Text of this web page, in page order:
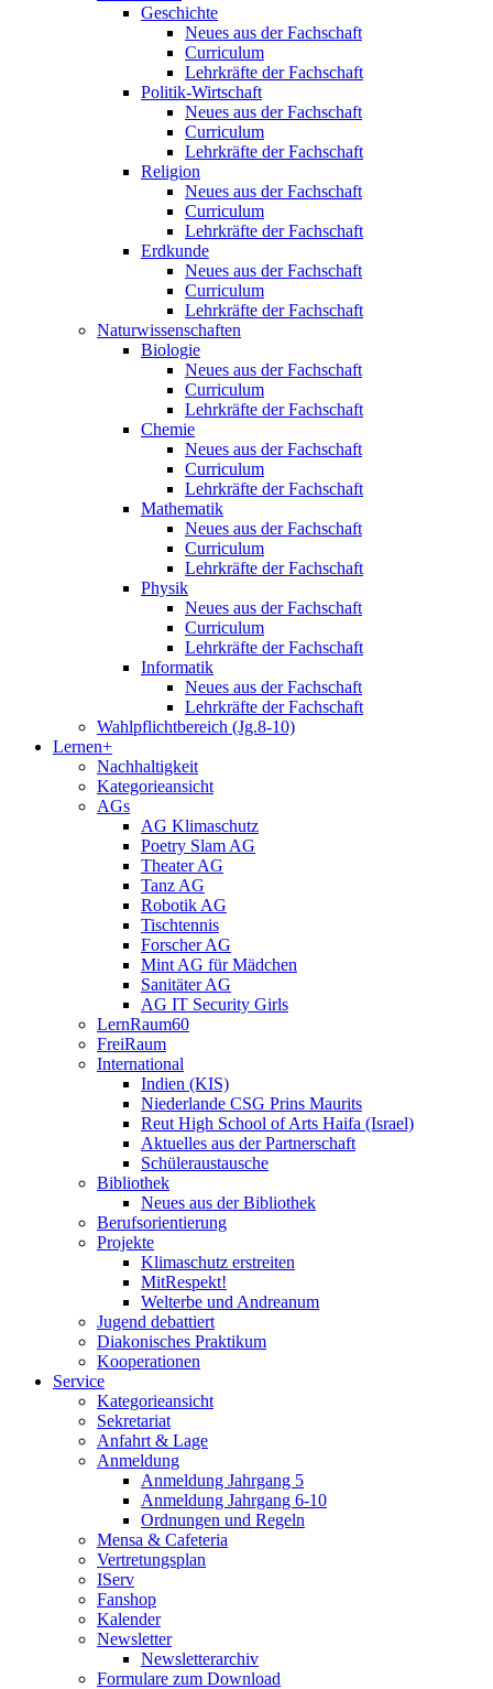
Geschichte
Neues aus der Fachschaft
Curriculum
Lehrkräfte der Fachschaft
Politik-Wirtschaft
Neues aus der Fachschaft
Curriculum
Lehrkräfte der Fachschaft
Religion
Neues aus der Fachschaft
Curriculum
Lehrkräfte der Fachschaft
Erdkunde
Neues aus der Fachschaft
Curriculum
Lehrkräfte der Fachschaft
Naturwissenschaften
Biologie
Neues aus der Fachschaft
Curriculum
Lehrkräfte der Fachschaft
Chemie
Neues aus der Fachschaft
Curriculum
Lehrkräfte der Fachschaft
Mathematik
Neues aus der Fachschaft
Curriculum
Lehrkräfte der Fachschaft
Physik
Neues aus der Fachschaft
Curriculum
Lehrkräfte der Fachschaft
Informatik
Neues aus der Fachschaft
Lehrkräfte der Fachschaft
Wahlpflichtbereich (Jg.8-10)
Lernen+
Nachhaltigkeit
Kategorieansicht
AGs
AG Klimaschutz
Poetry Slam AG
Theater AG
Tanz AG
Robotik AG
Tischtennis
Forscher AG
Mint AG für Mädchen
Sanitäter AG
AG IT Security Girls
LernRaum60
FreiRaum
International
Indien (KIS)
Niederlande CSG Prins Maurits
Reut High School of Arts Haifa (Israel)
Aktuelles aus der Partnerschaft
Schüleraustausche
Bibliothek
Neues aus der Bibliothek
Berufsorientierung
Projekte
Klimaschutz erstreiten
MitRespekt!
Welterbe und Andreanum
Jugend debattiert
Diakonisches Praktikum
Kooperationen
Service
Kategorieansicht
Sekretariat
Anfahrt & Lage
Anmeldung
Anmeldung Jahrgang 5
Anmeldung Jahrgang 6-10
Ordnungen und Regeln
Mensa & Cafeteria
Vertretungsplan
IServ
Fanshop
Kalender
Newsletter
Newsletterarchiv
Formulare zum Download